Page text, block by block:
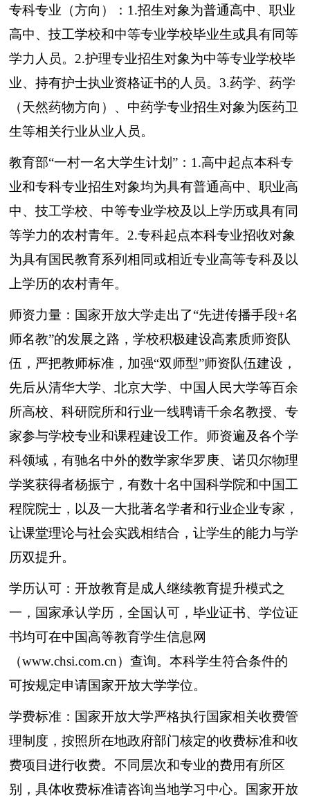
专科专业（方向）：1.招生对象为普通高中、职业
高中、技工学校和中等专业学校毕业生或具有同等
学力人员。2.护理专业招生对象为中等专业学校毕
业、持有护士执业资格证书的人员。3.药学、药学
（天然药物方向）、中药学专业招生对象为医药卫
生等相关行业从业人员。
教育部“一村一名大学生计划”：1.高中起点本科专
业和专科专业招生对象均为具有普通高中、职业高
中、技工学校、中等专业学校及以上学历或具有同
等学力的农村青年。2.专科起点本科专业招收对象
为具有国民教育系列相同或相近专业高等专科及以
上学历的农村青年。
师资力量：国家开放大学走出了“先进传播手段+名
师名教”的发展之路，学校积极建设高素质师资队
伍，严把教师标准，加强“双师型”师资队伍建设，
先后从清华大学、北京大学、中国人民大学等百余
所高校、科研院所和行业一线聘请千余名教授、专
家参与学校专业和课程建设工作。师资遍及各个学
科领域，有驰名中外的数学家华罗庚、诺贝尔物理
学奖获得者杨振宁，有数十名中国科学院和中国工
程院院士，以及一大批著名学者和行业企业专家，
让课堂理论与社会实践相结合，让学生的能力与学
历双提升。
学历认可：开放教育是成人继续教育提升模式之
一，国家承认学历，全国认可，毕业证书、学位证
书均可在中国高等教育学生信息网
（www.chsi.com.cn）查询。本科学生符合条件的
可按规定申请国家开放大学学位。
学费标准：国家开放大学严格执行国家相关收费管
理制度，按照所在地政府部门核定的收费标准和收
费项目进行收费。不同层次和专业的费用有所区
别，具体收费标准请咨询当地学习中心。国家开放